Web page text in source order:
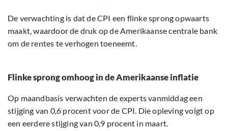
De verwachting is dat de CPI een flinke sprong opwaarts
maakt, waardoor de druk op de Amerikaanse centrale bank
om de rentes te verhogen toeneemt.
Flinke sprong omhoog in de Amerikaanse inflatie
Op maandbasis verwachten de experts vanmiddag een
stijging van 0,6 procent voor de CPI. Die opleving volgt op
een eerdere stijging van 0,9 procent in maart.